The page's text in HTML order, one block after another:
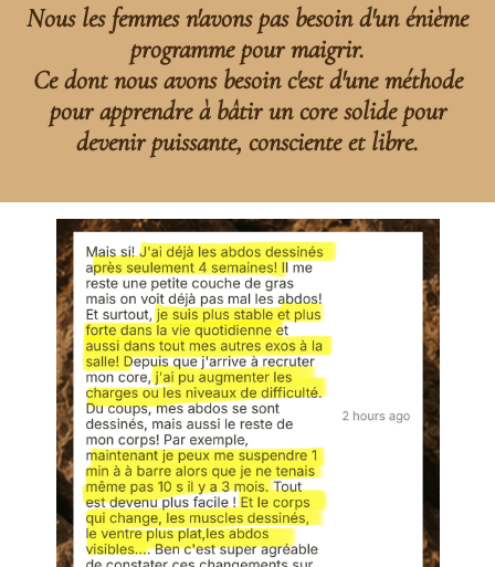
Nous les femmes n'avons pas besoin d'un énième
programme pour maigrir.
Ce dont nous avons besoin c'est d'une méthode
pour apprendre à bâtir un core solide pour
devenir puissante, consciente et libre.